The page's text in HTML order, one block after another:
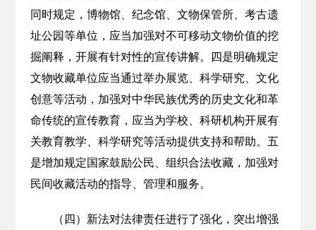
同时规定，博物馆、纪念馆、文物保管所、考古遗
址公园等单位，应当加强对不可移动文物价值的挖
掘阐释，开展有针对性的宣传讲解。四是明确规定
文物收藏单位应当通过举办展览、科学研究、文化
创意等活动，加强对中华民族优秀的历史文化和革
命传统的宣传教育，应当为学校、科研机构开展有
关教育教学、科学研究等活动提供支持和帮助。五
是增加规定国家鼓励公民、组织合法收藏，加强对
民间收藏活动的指导、管理和服务。
（四）新法对法律责任进行了强化，突出增强